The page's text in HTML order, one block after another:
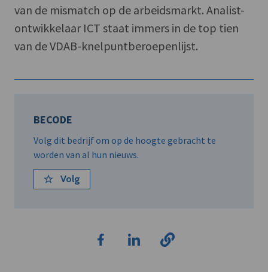
van de mismatch op de arbeidsmarkt. Analist-
ontwikkelaar ICT staat immers in de top tien
van de VDAB-knelpuntberoepenlijst.
BECODE
Volg dit bedrijf om op de hoogte gebracht te
worden van al hun nieuws.
Volg